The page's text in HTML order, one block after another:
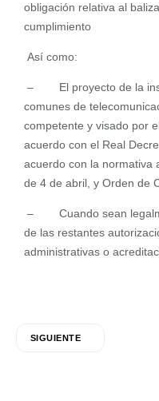
obligación relativa al
cumplimiento
Así como:
– El proyecto de la
comunes de
competente y visado por
acuerdo con el Real
acuerdo con la normativa
de 4 de abril, y Orden de
– Cuando sean
de las restantes
administrativas o
SIGUIENTE